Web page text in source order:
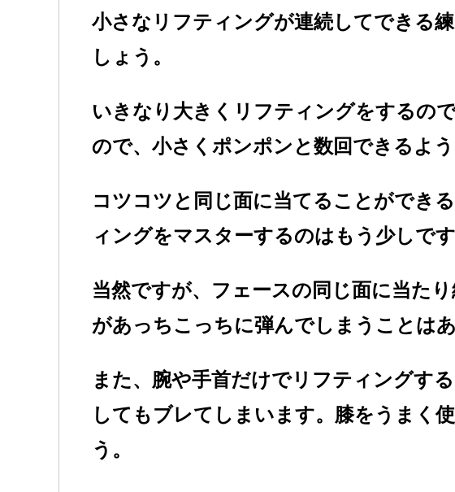
小さなリフティングが連続してできる
しょう。
いきなり大きくリフティングをするの
ので、小さくポンポンと数回できるよう
コツコツと同じ面に当てることができ
ィングをマスターするのはもう少しです
当然ですが、フェースの同じ面に当た
があっちこっちに弾んでしまうことはあ
また、腕や手首だけでリフティングす
してもブレてしまいます。膝をうまく
う。